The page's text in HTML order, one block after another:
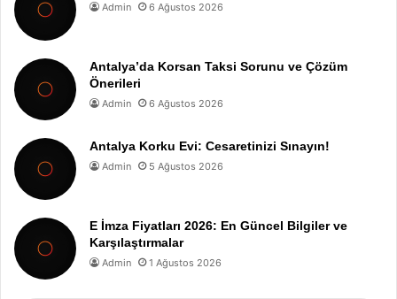
Admin 6 Ağustos 2026
Antalya’da Korsan Taksi Sorunu ve Çözüm
Önerileri
Admin 6 Ağustos 2026
Antalya Korku Evi: Cesaretinizi Sınayın!
Admin 5 Ağustos 2026
E İmza Fiyatları 2026: En Güncel Bilgiler ve
Karşılaştırmalar
Admin 1 Ağustos 2026